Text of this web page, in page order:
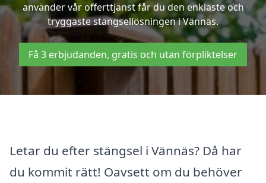
använder vår offerttjänst får du den enklaste och
tryggaste stängsellösningen i Vännäs.
Få 3 erbjudanden, gratis och utan förpliktelser
Letar du efter stängsel i Vännäs? Då har
du kommit rätt! Oavsett om du behöver